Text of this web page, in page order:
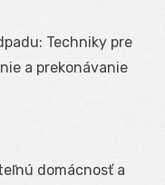
Techniky pre
a prekonávanie
domácnosť a